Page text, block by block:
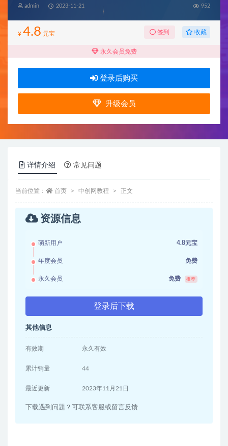
admin 2023-11-21 952
¥ 4.8 元宝 签到 收藏
永久会员免费
登录后购买
升级会员
详情介绍 常见问题
当前位置： 首页 中创网教程 正文
资源信息
萌新用户 4.8元宝
年度会员 免费
永久会员 免费 推荐
登录后下载
其他信息
有效期 永久有效
累计销量 44
最近更新 2023年11月21日
下载遇到问题？可联系客服或留言反馈